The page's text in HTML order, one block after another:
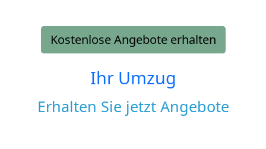
Kostenlose Angebote erhalten
Ihr Umzug
Erhalten Sie jetzt Angebote